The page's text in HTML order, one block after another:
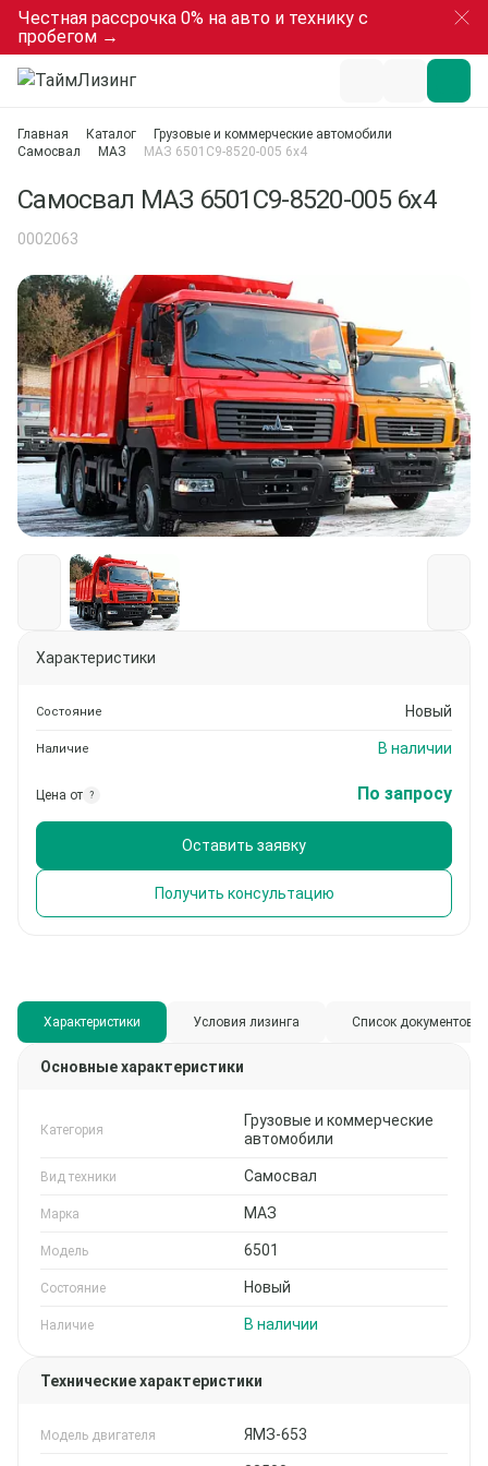
Честная рассрочка 0% на авто и технику с
пробегом →
Главная Каталог
Грузовые и коммерческие автомобили
Самосвал
МАЗ МАЗ 6501С9-8520-005 6х4
Самосвал МАЗ 6501С9-8520-005 6х4
0002063
Характеристики
Состояние Новый
Наличие В наличии
Цена от ? По запросу
Оставить заявку
Получить консультацию
Характеристики Условия лизинга Список документов
Основные характеристики
Категория
Грузовые и коммерческие
автомобили
Вид техники Самосвал
Марка МАЗ
Модель 6501
Состояние Новый
Наличие В наличии
Технические характеристики
Модель двигателя ЯМЗ-653